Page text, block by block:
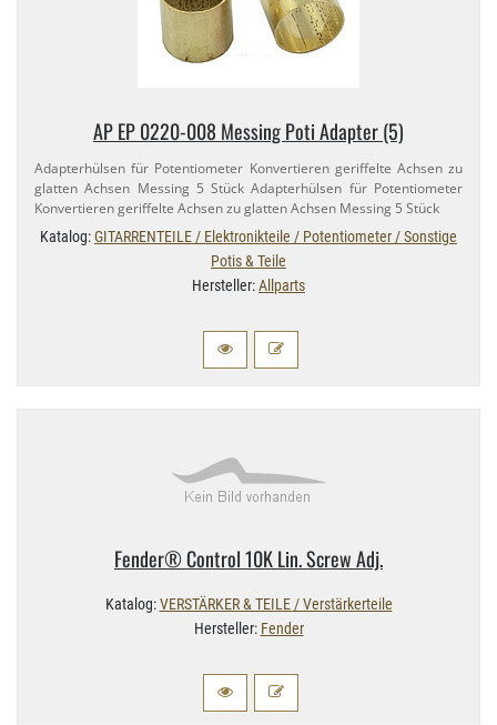
AP EP 0220-​008 Messing Poti Adapter (5)
Adapterhülsen für Potentiometer Konvertieren geriffelte Achsen zu
glatten Achsen Messing 5 Stück Adapterhülsen für Potentiometer
Konvertieren geriffelte Achsen zu glatten Achsen Messing 5 Stück
Katalog:GITARRENTEILE / Elektronikteile / Potentiometer / Sonstige
Potis & Teile
Hersteller:Allparts
Fender® Control 10K Lin. Screw Adj.
Katalog:VERSTÄRKER & TEILE / Verstärkerteile
Hersteller: Fender